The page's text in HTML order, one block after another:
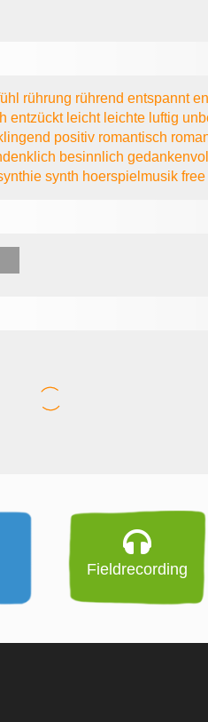
rührung rührendentspannt
entzückt leicht leichte luftig
positiv romantisch
besinnlich
synth hoerspielmusik
Fieldrecording